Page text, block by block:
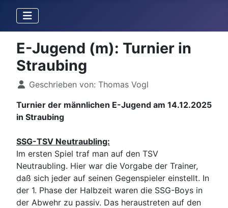
E-Jugend (m): Turnier in
Straubing
DetailsGeschrieben von: Thomas Vogl
Turnier der männlichen E-Jugend am 14.12.2025
in Straubing
SSG-TSV Neutraubling:
Im ersten Spiel traf man auf den TSV
Neutraubling. Hier war die Vorgabe der Trainer,
daß sich jeder auf seinen Gegenspieler einstellt. In
der 1. Phase der Halbzeit waren die SSG-Boys in
der Abwehr zu passiv. Das heraustreten auf den